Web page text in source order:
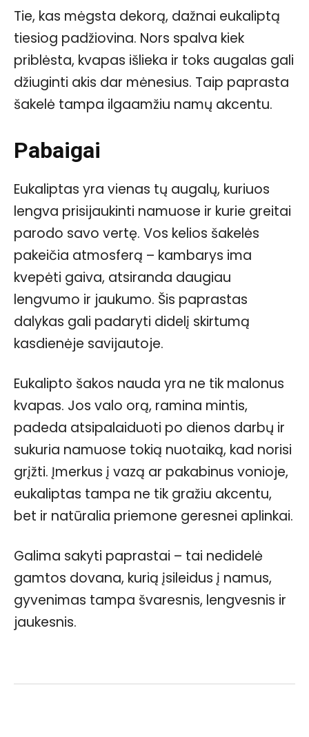
Tie, kas mėgsta dekorą, dažnai eukaliptą
tiesiog padžiovina. Nors spalva kiek
priblėsta, kvapas išlieka ir toks augalas gali
džiuginti akis dar mėnesius. Taip paprasta
šakelė tampa ilgaamžiu namų akcentu.
Pabaigai
Eukaliptas yra vienas tų augalų, kuriuos
lengva prisijaukinti namuose ir kurie greitai
parodo savo vertę. Vos kelios šakelės
pakeičia atmosferą – kambarys ima
kvepėti gaiva, atsiranda daugiau
lengvumo ir jaukumo. Šis paprastas
dalykas gali padaryti didelį skirtumą
kasdienėje savijautoje.
Eukalipto šakos nauda yra ne tik malonus
kvapas. Jos valo orą, ramina mintis,
padeda atsipalaiduoti po dienos darbų ir
sukuria namuose tokią nuotaiką, kad norisi
grįžti. Įmerkus į vazą ar pakabinus vonioje,
eukaliptas tampa ne tik gražiu akcentu,
bet ir natūralia priemone geresnei aplinkai.
Galima sakyti paprastai – tai nedidelė
gamtos dovana, kurią įsileidus į namus,
gyvenimas tampa švaresnis, lengvesnis ir
jaukesnis.